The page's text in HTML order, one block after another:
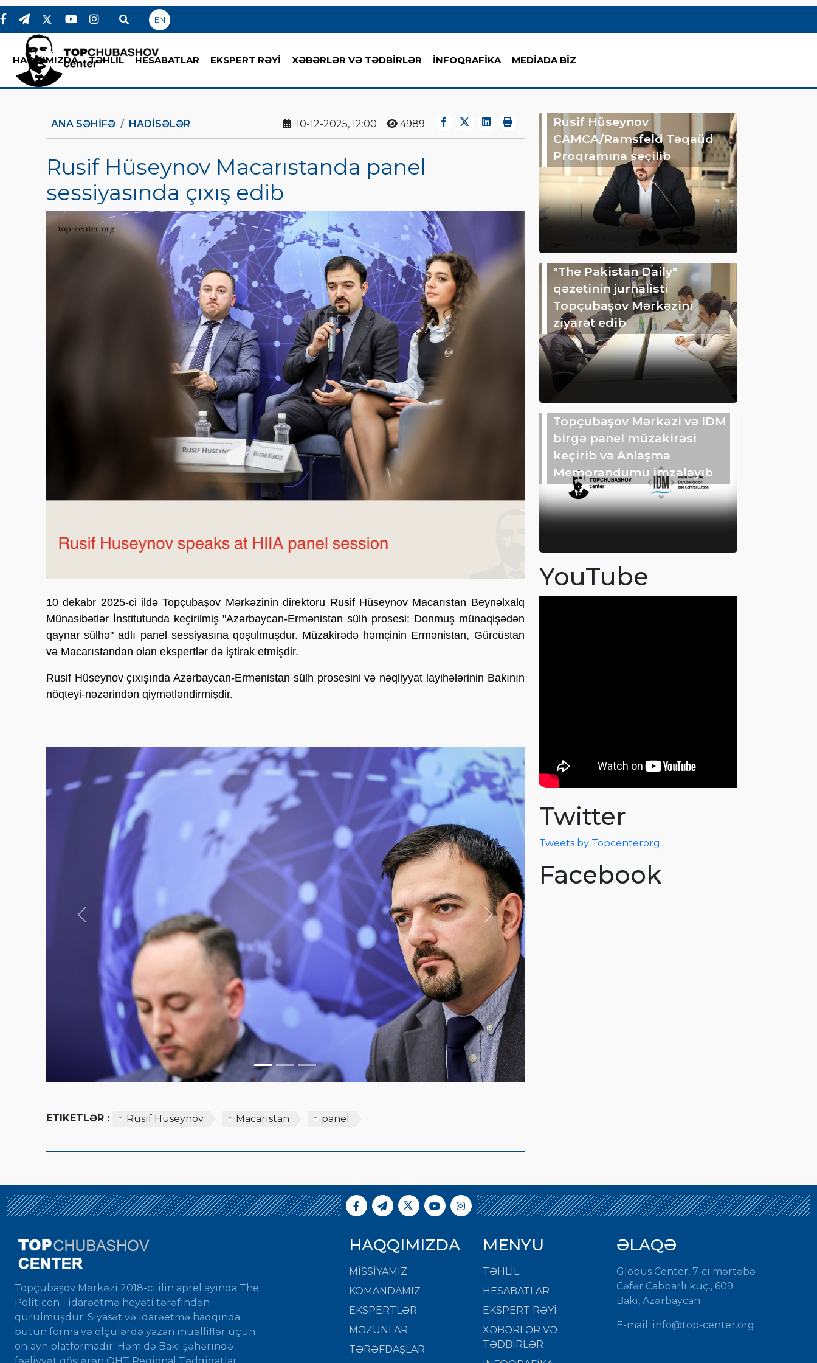
EN
HAQQIMIZDA TƏHLİL HESABATLAR EKSPERT RƏYİ XƏBƏRLƏR VƏ TƏDBİRLƏR İNFOQRAFİKA MEDİADA BİZ
ANA SƏHIFƏ HADİSƏLƏR 10-12-2025, 12:00 4989
Rusif Hüseynov Macarıstanda panel
sessiyasında çıxış edib
10 dekabr 2025-ci ildə Topçubaşov Mərkəzinin direktoru Rusif Hüseynov Macarıstan Beynəlxalq
Münasibətlər İnstitutunda keçirilmiş "Azərbaycan-Ermənistan sülh prosesi: Donmuş münaqişədən
qaynar sülhə" adlı panel sessiyasına qoşulmuşdur. Müzakirədə həmçinin Ermənistan, Gürcüstan
və Macarıstandan olan ekspertlər də iştirak etmişdir.
Rusif Hüseynov çıxışında Azərbaycan-Ermənistan sülh prosesini və nəqliyyat layihələrinin Bakının
nöqteyi-nəzərindən qiymətləndirmişdir.
Previous Next
ETIKETLƏR : Rusif Hüseynov Macarıstan panel
Rusif Hüseynov
CAMCA/Ramsfeld Təqaüd
Proqramına seçilib
"The Pakistan Daily"
qəzetinin jurnalisti
Topçubaşov Mərkəzini
ziyarət edib
Topçubaşov Mərkəzi və IDM
birgə panel müzakirəsi
keçirib və Anlaşma
Memorandumu imzalayıb
YouTube
Twitter
Tweets by Topcenterorg
Facebook
Topçubaşov Mərkəzi 2018-ci ilin aprel ayında The
Politicon - idarəetmə heyəti tərəfindən
qurulmuşdur. Siyasət və idarəetmə haqqında
bütün forma və ölçülərdə yazan müəlliflər üçün
onlayn platformadır. Həm də Bakı şəhərində
HAQQIMIZDA
MISSIYAMIZ
KOMANDAMIZ
EKSPERTLƏR
MƏZUNLAR
TƏRƏFDAŞLAR
MENYU
TƏHLİL
HESABATLAR
EKSPERT RƏYİ
XƏBƏRLƏR VƏ
TƏDBİRLƏR
ƏLAQƏ
Globus Center, 7-ci mərtəbə
Cəfər Cabbarlı küç., 609
Bakı, Azərbaycan
E-mail: info@top-center.org